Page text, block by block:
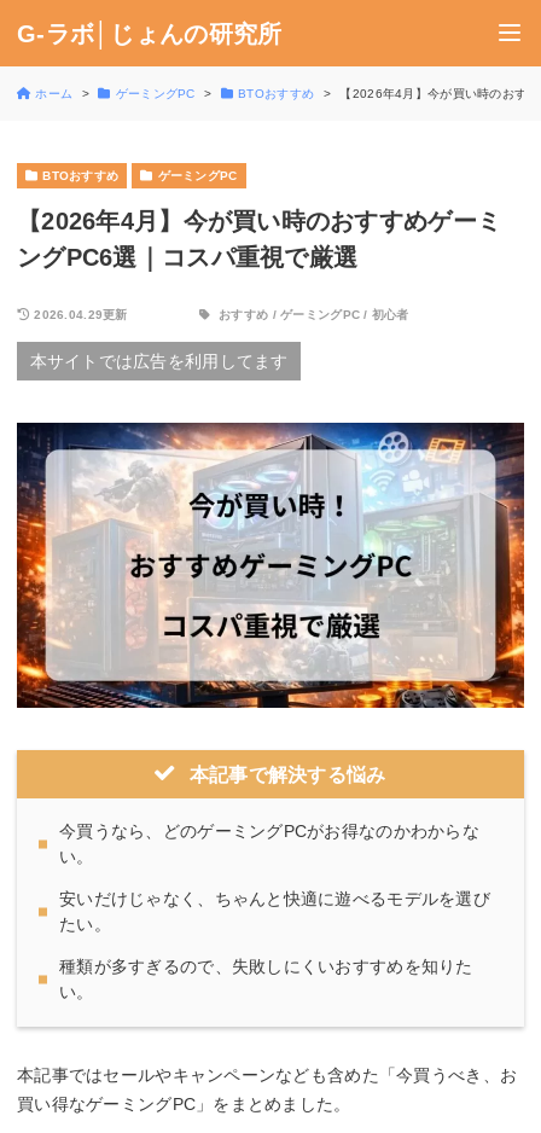
G-ラボ│じょんの研究所
ホーム ゲーミングPC BTOおすすめ 【2026年4月】今が買い時のおす
BTOおすすめ ゲーミングPC
【2026年4月】今が買い時のおすすめゲーミ
ングPC6選｜コスパ重視で厳選
2026.04.29更新 おすすめ /ゲーミングPC / 初心者
本サイトでは広告を利用してます
本記事で解決する悩み
今買うなら、どのゲーミングPCがお得なのかわからな
い。
安いだけじゃなく、ちゃんと快適に遊べるモデルを選び
たい。
種類が多すぎるので、失敗しにくいおすすめを知りた
い。
本記事ではセールやキャンペーンなども含めた「今買うべき、お
買い得なゲーミングPC」をまとめました。